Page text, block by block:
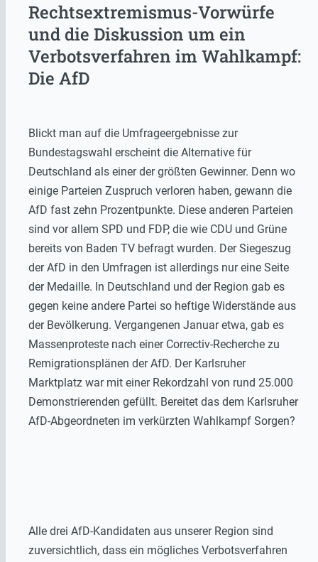
Rechtsextremismus-Vorwürfe
und die Diskussion um ein
Verbotsverfahren im Wahlkampf:
Die AfD
Blickt man auf die Umfrageergebnisse zur
Bundestagswahl erscheint die Alternative für
Deutschland als einer der größten Gewinner. Denn wo
einige Parteien Zuspruch verloren haben, gewann die
AfD fast zehn Prozentpunkte. Diese anderen Parteien
sind vor allem SPD und FDP, die wie CDU und Grüne
bereits von Baden TV befragt wurden. Der Siegeszug
der AfD in den Umfragen ist allerdings nur eine Seite
der Medaille. In Deutschland und der Region gab es
gegen keine andere Partei so heftige Widerstände aus
der Bevölkerung. Vergangenen Januar etwa, gab es
Massenproteste nach einer Correctiv-Recherche zu
Remigrationsplänen der AfD. Der Karlsruher
Marktplatz war mit einer Rekordzahl von rund 25.000
Demonstrierenden gefüllt. Bereitet das dem Karlsruher
AfD-Abgeordneten im verkürzten Wahlkampf Sorgen?
Alle drei AfD-Kandidaten aus unserer Region sind
zuversichtlich, dass ein mögliches Verbotsverfahren